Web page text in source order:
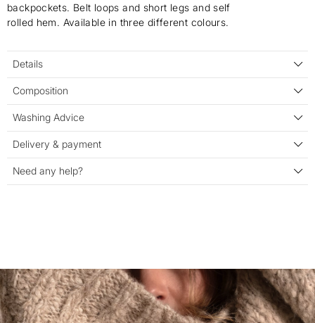
backpockets. Belt loops and short legs and self
rolled hem. Available in three different colours.
Details
Composition
Washing Advice
Delivery & payment
Need any help?